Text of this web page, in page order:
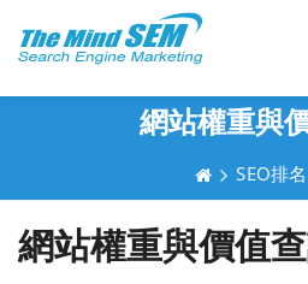
網站權重與
SEO排
網站權重與價值